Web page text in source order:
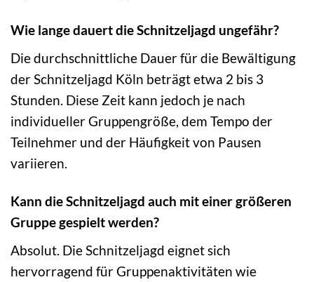
Wie lange dauert die Schnitzeljagd ungefähr?
Die durchschnittliche Dauer für die Bewältigung
der Schnitzeljagd Köln beträgt etwa 2 bis 3
Stunden. Diese Zeit kann jedoch je nach
individueller Gruppengröße, dem Tempo der
Teilnehmer und der Häufigkeit von Pausen
variieren.
Kann die Schnitzeljagd auch mit einer größeren
Gruppe gespielt werden?
Absolut. Die Schnitzeljagd eignet sich
hervorragend für Gruppenaktivitäten wie